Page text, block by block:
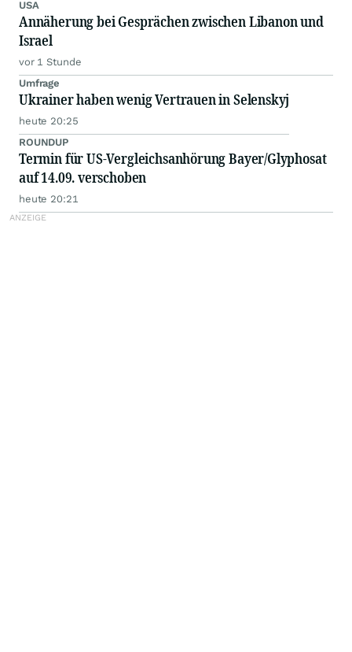
USA
Annäherung bei Gesprächen zwischen Libanon und
Israel
vor 1 Stunde
Umfrage
Ukrainer haben wenig Vertrauen in Selenskyj
heute 20:25
ROUNDUP
Termin für US-Vergleichsanhörung Bayer/Glyphosat
auf 14.09. verschoben
heute 20:21